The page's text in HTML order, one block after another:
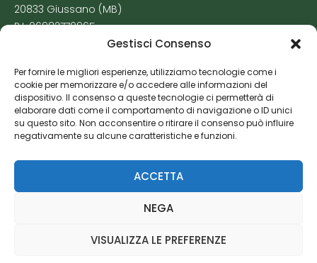
Gestisci Consenso
Per fornire le migliori esperienze, utilizziamo tecnologie come i
cookie per memorizzare e/o accedere alle informazioni del
dispositivo. Il consenso a queste tecnologie ci permetterà di
elaborare dati come il comportamento di navigazione o ID unici
su questo sito. Non acconsentire o ritirare il consenso può influire
negativamente su alcune caratteristiche e funzioni.
ACCETTA
NEGA
VISUALIZZA LE PREFERENZE
20833 Giussano (MB)
P.I. 06982770965
Cookie Policy
Risorse Aggiuntive